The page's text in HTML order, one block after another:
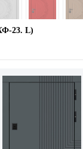
23. L)